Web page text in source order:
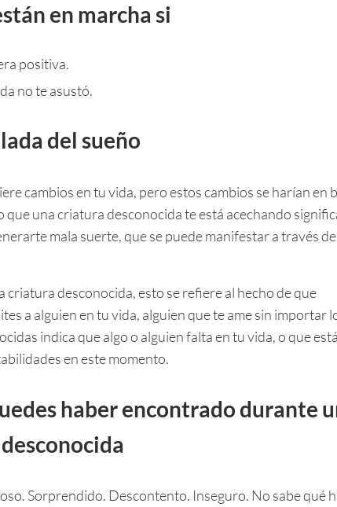
en marcha si
positiva.
no te asustó.
del sueño
cambios en tu vida, pero estos cambios se harían en
que una criatura desconocida te está acechando
mala suerte, que se puede manifestar a través
criatura desconocida, esto se refiere al hecho de que
a alguien en tu vida, alguien que te ame sin importar
indica que algo o alguien falta en tu vida, o que
en este momento.
haber encontrado durante
Sorprendido. Descontento. Inseguro. No sabe qué